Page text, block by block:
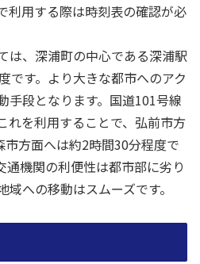
利用する際は時刻表の確認が必
は、深浦町の中心である深浦駅
です。より大きな都市へのアク
手段となります。国道101号線
れを利用することで、弘前市方
方面へは約2時間30分程度で
通機関の利便性は都市部に劣り
への移動はスムーズです。